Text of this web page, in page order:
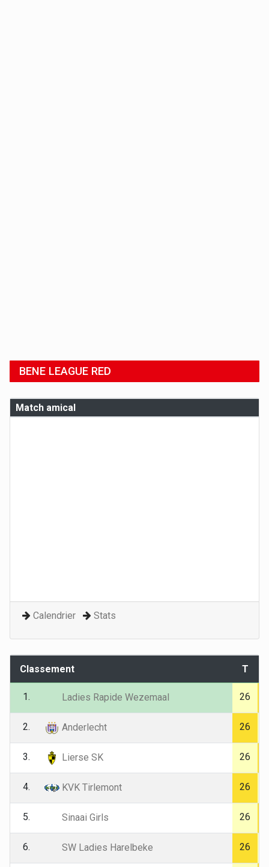
BENE LEAGUE RED
Match amical
Calendrier Stats
Classement T
1. Ladies Rapide Wezemaal 26
2. Anderlecht 26
3. Lierse SK 26
4. KVK Tirlemont 26
5. Sinaai Girls 26
6. SW Ladies Harelbeke 26